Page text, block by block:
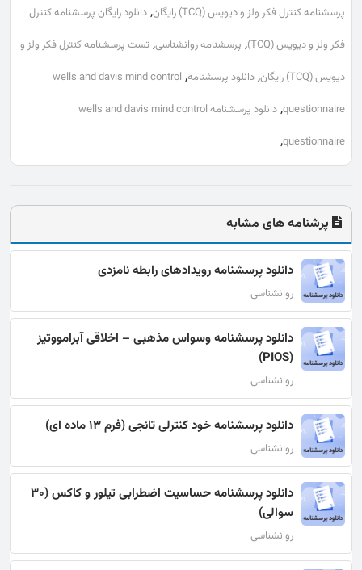
پرسشنامه کنترل فکر ولز و دیویس (TCQ) رایگان , دانلود رایگان پرسشنامه کنترل
فکر ولز و دیویس (TCQ)
, پرسشنامه روانشناسی, تست پرسشنامه کنترل فکر ولز و
دیویس (TCQ) رایگان
, دانلود پرسشنامه,
wells and davis mind control
questionnaire
,
دانلود پرسشنامه wells and davis mind control
questionnaire
,
پرشنامه های مشابه
دانلود پرسشنامه رویدادهای رابطه نامزدی
روانشناسی
دانلود پرسشنامه وسواس مذهبی – اخلاقی آبرامووتیز
(PIOS)
روانشناسی
دانلود پرسشنامه خود کنترلی تانجی (فرم 13 ماده ای)
روانشناسی
دانلود پرسشنامه حساسیت اضطرابی تیلور و کاکس (30
سوالی)
روانشناسی